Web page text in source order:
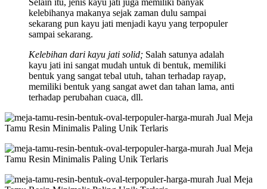
Selain itu, jenis kayu jati juga memiliki banyak
kelebihanya makanya sejak zaman dulu sampai
sekarang pun kayu jati menjadi kayu yang terpopuler
sampai sekarang.
Kelebihan dari kayu jati solid; Salah satunya adalah
kayu jati ini sangat mudah untuk di bentuk, memiliki
bentuk yang sangat tebal utuh, tahan terhadap rayap,
memiliki bentuk yang sangat awet dan tahan lama, anti
terhadap perubahan cuaca, dll.